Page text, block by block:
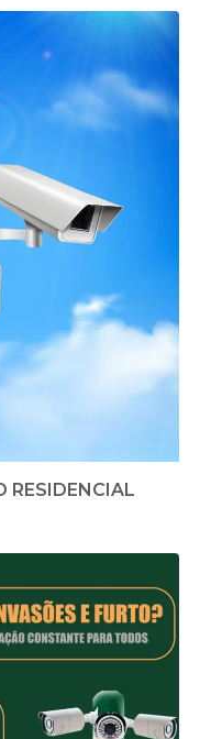
RESIDENCIAL